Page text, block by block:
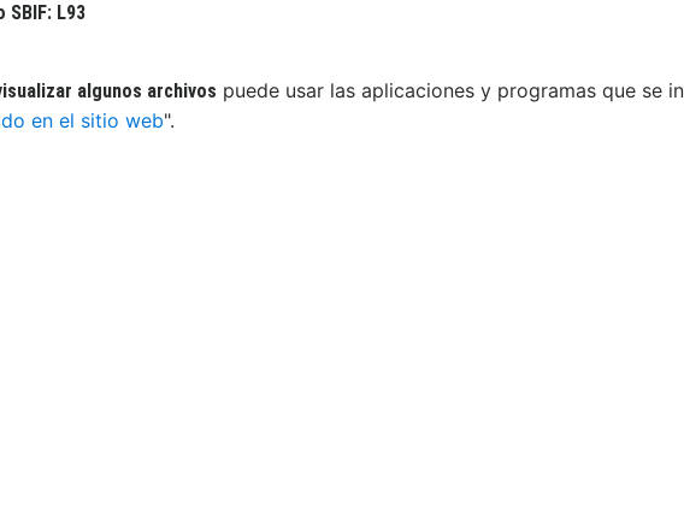
SBIF: L93
algunos archivos puede usar las aplicaciones y programas que se
en el sitio web".